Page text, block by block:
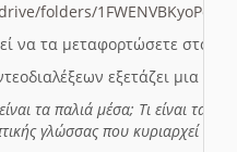
folders/
να τα μεταφορτώσετε στο
εξετάζει μια
τα παλιά μέσα; Τι είναι τα
γλώσσας που κυριαρχεί